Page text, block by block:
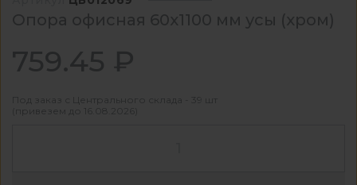
Опора офисная 60х1100 мм усы (хром)
759.45 ₽
Под заказ с Центрального склада - 39 шт
(привезем до 16.08.2026)